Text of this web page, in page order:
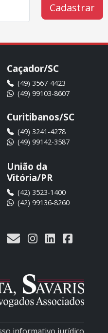
Cadastrar
Caçador/SC
(49) 3567-4423
(49) 99103-8607
Curitibanos/SC
(49) 3241-4278
(49) 99142-3587
União da
Vitória/PR
(42) 3523-1400
(42) 99136-8260